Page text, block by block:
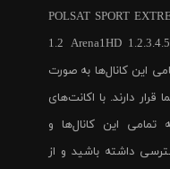
POLSAT SPORT
1.2 Arena1HD
تمامی این کانال‌ها به صورت
دارند. با اکانت‌های
این کانال‌ها و
داشته باشید و از